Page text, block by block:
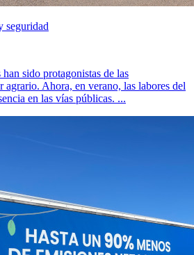
seguridad
sido protagonistas de las
agrario. Ahora, en verano, las labores del
en las vías públicas. ...